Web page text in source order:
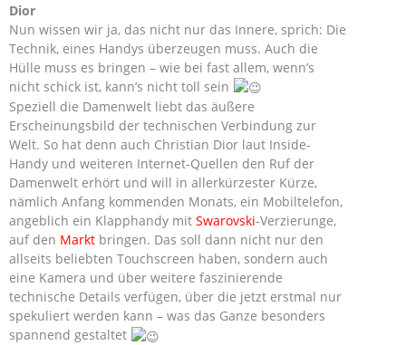
Dior
Nun wissen wir ja, das nicht nur das Innere, sprich: Die
Technik, eines Handys überzeugen muss. Auch die
Hülle muss es bringen – wie bei fast allem, wenn’s
nicht schick ist, kann’s nicht toll sein
Speziell die Damenwelt liebt das äußere
Erscheinungsbild der technischen Verbindung zur
Welt. So hat denn auch Christian Dior laut Inside-
Handy und weiteren Internet-Quellen den Ruf der
Damenwelt erhört und will in allerkürzester Kürze,
nämlich Anfang kommenden Monats, ein Mobiltelefon,
angeblich ein Klapphandy mit Swarovski-Verzierunge,
auf den Markt bringen. Das soll dann nicht nur den
allseits beliebten Touchscreen haben, sondern auch
eine Kamera und über weitere faszinierende
technische Details verfügen, über die jetzt erstmal nur
spekuliert werden kann – was das Ganze besonders
spannend gestaltet